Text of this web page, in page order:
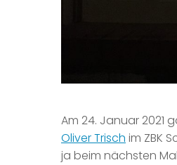
Am 24. Januar 2021
Oliver Trisch im ZBK
ja beim nächsten